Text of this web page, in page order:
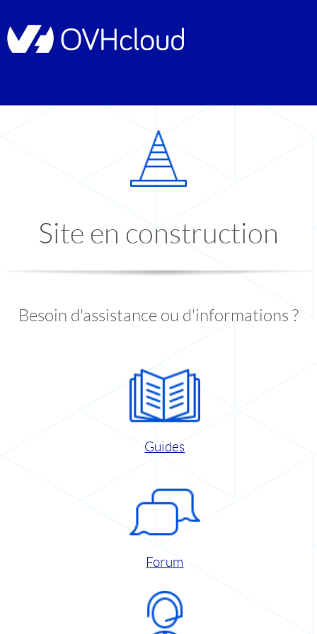
Site en construction
Besoin d'assistance ou d'informations ?
Guides
Forum